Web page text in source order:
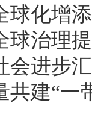
球化增
球治理
会进步
共建“一